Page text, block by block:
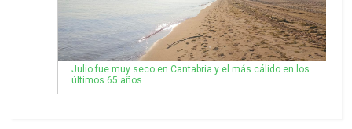
Julio fue muy seco en Cantabria y el más cálido en los
últimos 65 años